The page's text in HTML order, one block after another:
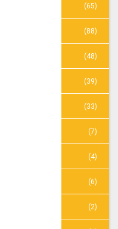
(65)
(88)
(48)
(39)
(33)
(7)
(4)
(6)
(2)